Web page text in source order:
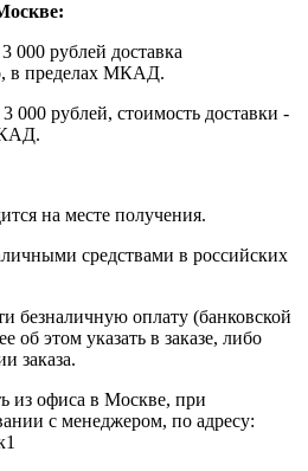
000 рублей доставка
в пределах МКАД.
000 рублей, стоимость доставки -
на месте получения.
средствами в российских
безналичную оплату (банковской
об этом указать в заказе, либо
заказа.
из офиса в Москве, при
с менеджером, по адресу: